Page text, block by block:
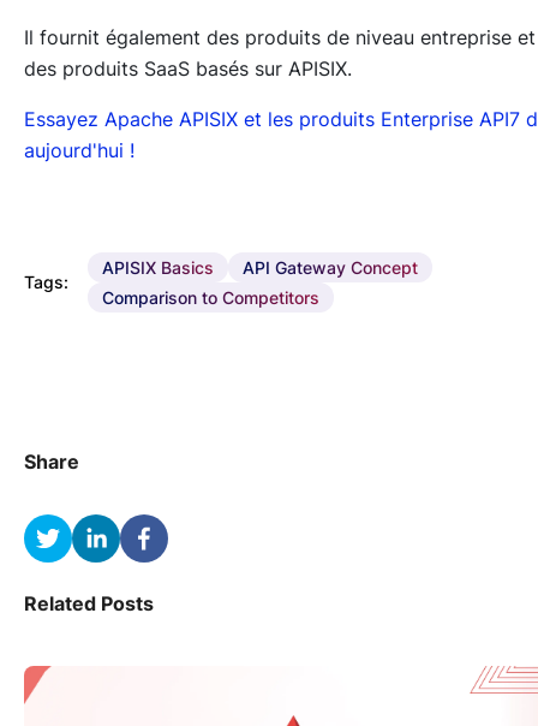
Il fournit également des produits de niveau entreprise et
des produits SaaS basés sur APISIX.
Essayez Apache APISIX et les produits Enterprise API7
aujourd'hui !
Tags:
APISIX Basics
API Gateway Concept
Comparison to Competitors
Share
Related Posts